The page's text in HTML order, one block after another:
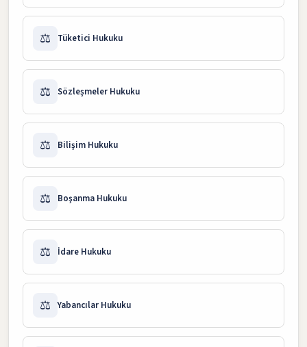
⚖️ Tüketici Hukuku
⚖️ Sözleşmeler Hukuku
⚖️ Bilişim Hukuku
⚖️ Boşanma Hukuku
⚖️ İdare Hukuku
⚖️ Yabancılar Hukuku